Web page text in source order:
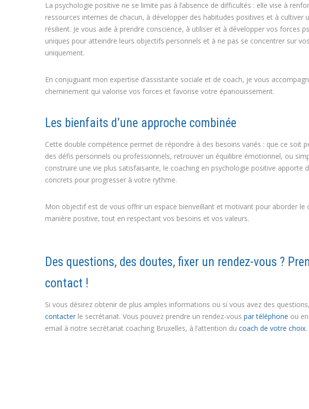
La psychologie positive ne se limite pas à l’absence de difficultés : elle vise à
ressources internes de chacun, à développer des habitudes positives et à cultiver
résilient. Je vous aide à prendre conscience, à utiliser et à développer vos forces
uniques pour atteindre leurs objectifs personnels et à ne pas se concentrer sur
uniquement.
En conjuguant mon expertise d’assistante sociale et de coach, je vous
cheminement qui valorise vos forces et favorise votre épanouissement.
Les bienfaits d’une approche combinée
Cette double compétence permet de répondre à des besoins variés : que ce soit
des défis personnels ou professionnels, retrouver un équilibre émotionnel, ou
construire une vie plus satisfaisante, le coaching en psychologie positive apporte
concrets pour progresser à votre rythme.
Mon objectif est de vous offrir un espace bienveillant et motivant pour aborder le
manière positive, tout en respectant vos besoins et vos valeurs.
Des questions, des doutes, fixer un rendez-vous ?
contact !
Si vous désirez obtenir de plus amples informations ou si vous avez des
contacter le secrétariat. Vous pouvez prendre un rendez-vous par téléphone ou
email à notre secrétariat coaching Bruxelles, à l’attention du coach de votre choix.